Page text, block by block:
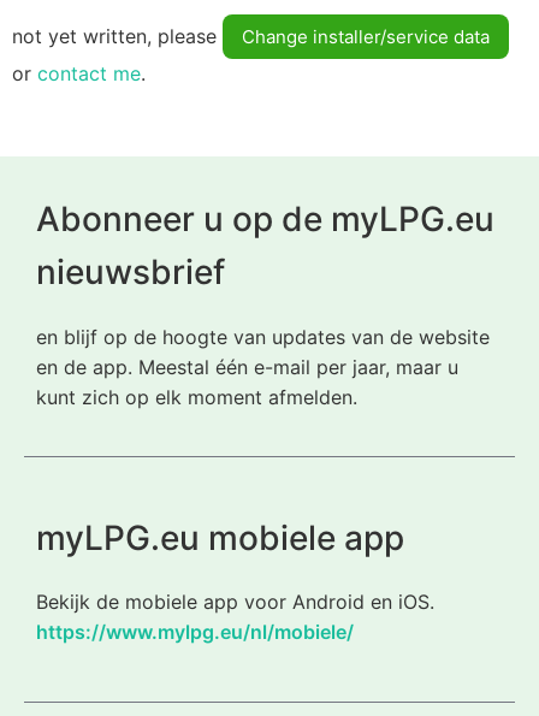
not yet written, please Change installer/service data
or contact me.
Abonneer u op de myLPG.eu
nieuwsbrief
en blijf op de hoogte van updates van de website
en de app. Meestal één e-mail per jaar, maar u
kunt zich op elk moment afmelden.
myLPG.eu mobiele app
Bekijk de mobiele app voor Android en iOS.
https://www.mylpg.eu/nl/mobiele/